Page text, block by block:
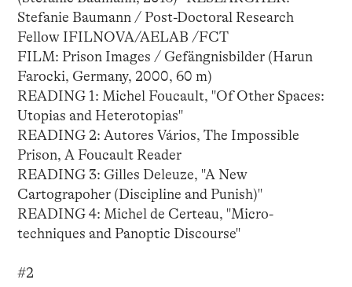
Stefanie Baumann / Post-Doctoral Research
Fellow IFILNOVA/AELAB /FCT
FILM: Prison Images / Gefängnisbilder (Harun
Farocki, Germany, 2000, 60 m)
READING 1: Michel Foucault, "Of Other Spaces:
Utopias and Heterotopias"
READING 2: Autores Vários, The Impossible
Prison, A Foucault Reader
READING 3: Gilles Deleuze, "A New
Cartograpoher (Discipline and Punish)"
READING 4: Michel de Certeau, "Micro-
techniques and Panoptic Discourse"
#2